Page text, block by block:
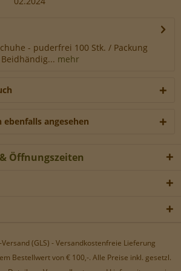
um Werbekampagnen zu steuern.
- puderfrei 100 Stk. / Packung
mehr
ebenfalls angesehen
Öffnungszeiten
(GLS) - Versandkostenfreie Lieferung
Bestellwert von € 100,-. Alle Preise inkl. gesetzl.